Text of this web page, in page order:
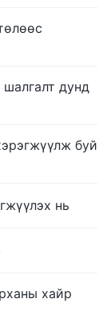
дунд
буй
нь
хайр